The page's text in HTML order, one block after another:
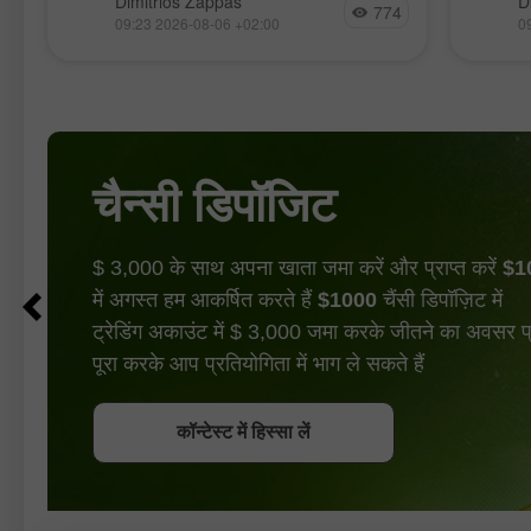
लिए सकारात्मक संकेत दे रहा है, इसलिए हम $73
09:23 2026-08-06 +02:00 774
चैन्सी डिपॉजिट
$ 3,000 के साथ अपना खाता जमा करें और प्राप्त करें
में अगस्त हम आकर्षित करते हैं $1000 चैंसी डिपॉज़िट में
ट्रेडिंग अकाउंट में $ 3,000 जमा करके जीतने का अवसर
पूरा करके आप प्रतियोगिता में भाग ले सकते हैं
कॉन्टेस्ट में हिस्सा लें
कॉन्टेस्ट में हिस्सा लें